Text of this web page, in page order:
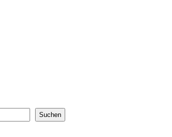
Suchen